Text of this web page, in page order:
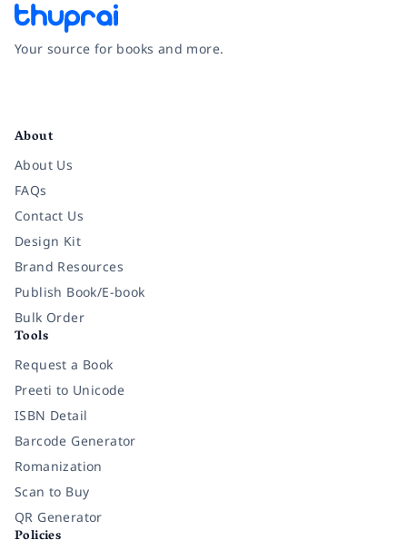
Your source for books and more.
About
About Us
FAQs
Contact Us
Design Kit
Brand Resources
Publish Book/E-book
Bulk Order
Tools
Request a Book
Preeti to Unicode
ISBN Detail
Barcode Generator
Romanization
Scan to Buy
QR Generator
Policies